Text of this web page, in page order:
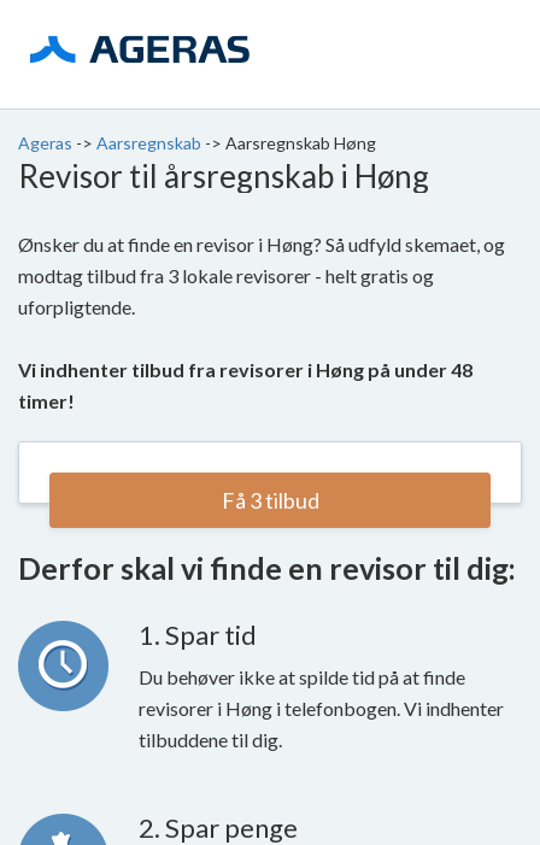
Ageras -> Aarsregnskab -> Aarsregnskab Høng
Revisor til årsregnskab i Høng
Ønsker du at finde en revisor i Høng? Så udfyld skemaet, og
modtag tilbud fra 3 lokale revisorer - helt gratis og
uforpligtende.
Vi indhenter tilbud fra revisorer i Høng på under 48
timer!
Få 3 tilbud
Derfor skal vi finde en revisor til dig:
1. Spar tid
Du behøver ikke at spilde tid på at finde
revisorer i Høng i telefonbogen. Vi indhenter
tilbuddene til dig.
2. Spar penge